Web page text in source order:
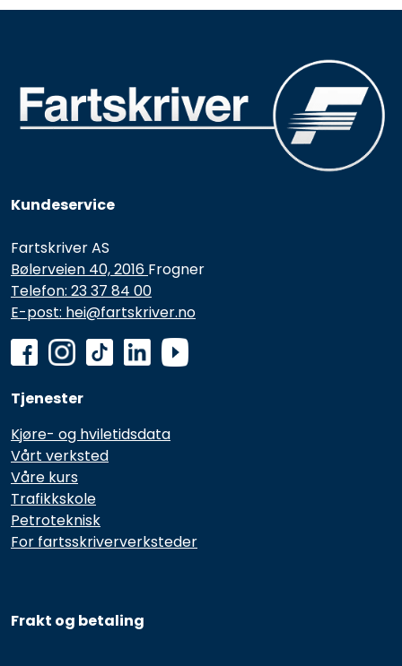
Frakt og betaling
Kundeservice
Fartskriver AS
Bølerveien 40, 2016 Frogner
Telefon: 23 37 84 00
E-post: hei@fartskriver.no
Tjenester
Kjøre- og hviletidsdata
Vårt verksted
Våre kurs
Trafikkskole
Petroteknisk
For fartsskriververksteder